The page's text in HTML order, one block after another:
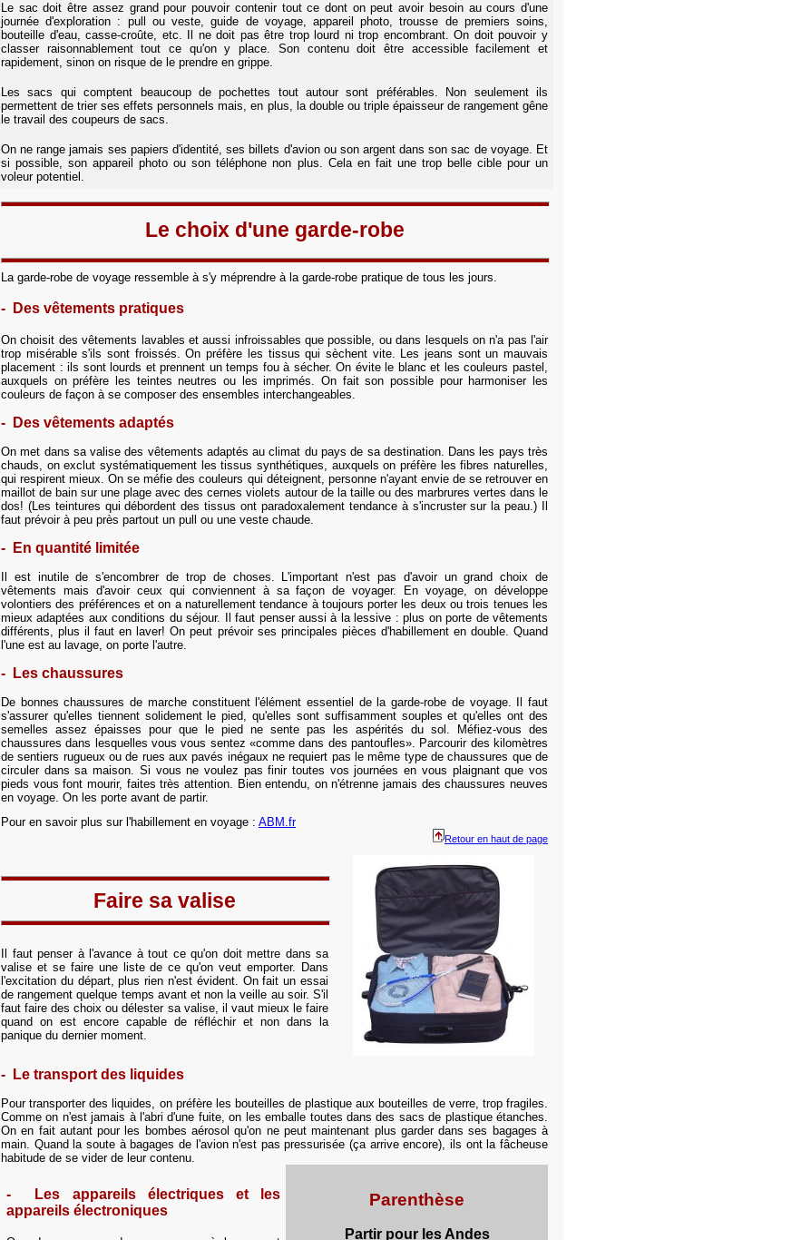
Le sac doit être assez grand pour pouvoir contenir tout ce dont on peut avoir besoin au cours d'une
journée d'exploration : pull ou veste, guide de voyage, appareil photo, trousse de premiers soins,
bouteille d'eau, casse-croûte, etc. Il ne doit pas être trop lourd ni trop encombrant. On doit pouvoir y
classer raisonnablement tout ce qu'on y place. Son contenu doit être accessible facilement et
rapidement, sinon on risque de le prendre en grippe.
Les sacs qui comptent beaucoup de pochettes tout autour sont préférables. Non seulement ils
permettent de trier ses effets personnels mais, en plus, la double ou triple épaisseur de rangement gêne
le travail des coupeurs de sacs.
On ne range jamais ses papiers d'identité, ses billets d'avion ou son argent dans son sac de voyage. Et
si possible, son appareil photo ou son téléphone non plus. Cela en fait une trop belle cible pour un
voleur potentiel.
Le choix d'une garde-robe
La garde-robe de voyage ressemble à s'y méprendre à la garde-robe pratique de tous les jours.
- Des vêtements pratiques
On choisit des vêtements lavables et aussi infroissables que possible, ou dans lesquels on n'a pas l'air
trop misérable s'ils sont froissés. On préfère les tissus qui sèchent vite. Les jeans sont un mauvais
placement : ils sont lourds et prennent un temps fou à sécher. On évite le blanc et les couleurs pastel,
auxquels on préfère les teintes neutres ou les imprimés. On fait son possible pour harmoniser les
couleurs de façon à se composer des ensembles interchangeables.
- Des vêtements adaptés
On met dans sa valise des vêtements adaptés au climat du pays de sa destination. Dans les pays très
chauds, on exclut systématiquement les tissus synthétiques, auxquels on préfère les fibres naturelles,
qui respirent mieux. On se méfie des couleurs qui déteignent, personne n'ayant envie de se retrouver en
maillot de bain sur une plage avec des cernes violets autour de la taille ou des marbrures vertes dans le
dos! (Les teintures qui débordent des tissus ont paradoxalement tendance à s'incruster sur la peau.) Il
faut prévoir à peu près partout un pull ou une veste chaude.
- En quantité limitée
Il est inutile de s'encombrer de trop de choses. L'important n'est pas d'avoir un grand choix de
vêtements mais d'avoir ceux qui conviennent à sa façon de voyager. En voyage, on développe
volontiers des préférences et on a naturellement tendance à toujours porter les deux ou trois tenues les
mieux adaptées aux conditions du séjour. Il faut penser aussi à la lessive : plus on porte de vêtements
différents, plus il faut en laver! On peut prévoir ses principales pièces d'habillement en double. Quand
l'une est au lavage, on porte l'autre.
- Les chaussures
De bonnes chaussures de marche constituent l'élément essentiel de la garde-robe de voyage. Il faut
s'assurer qu'elles tiennent solidement le pied, qu'elles sont suffisamment souples et qu'elles ont des
semelles assez épaisses pour que le pied ne sente pas les aspérités du sol. Méfiez-vous des
chaussures dans lesquelles vous vous sentez «comme dans des pantoufles». Parcourir des kilomètres
de sentiers rugueux ou de rues aux pavés inégaux ne requiert pas le même type de chaussures que de
circuler dans sa maison. Si vous ne voulez pas finir toutes vos journées en vous plaignant que vos
pieds vous font mourir, faites très attention. Bien entendu, on n'étrenne jamais des chaussures neuves
en voyage. On les porte avant de partir.
Pour en savoir plus sur l'habillement en voyage : ABM.fr
Retour en haut de page
Faire sa valise
Il faut penser à l'avance à tout ce qu'on doit mettre dans sa
valise et se faire une liste de ce qu'on veut emporter. Dans
l'excitation du départ, plus rien n'est évident. On fait un essai
de rangement quelque temps avant et non la veille au soir. S'il
faut faire des choix ou délester sa valise, il vaut mieux le faire
quand on est encore capable de réfléchir et non dans la
panique du dernier moment.
- Le transport des liquides
Pour transporter des liquides, on préfère les bouteilles de plastique aux bouteilles de verre, trop fragiles.
Comme on n'est jamais à l'abri d'une fuite, on les emballe toutes dans des sacs de plastique étanches.
On en fait autant pour les bombes aérosol qu'on ne peut maintenant plus garder dans ses bagages à
main. Quand la soute à bagages de l'avion n'est pas pressurisée (ça arrive encore), ils ont la fâcheuse
habitude de se vider de leur contenu.
- Les appareils électriques et les
appareils électroniques
Parenthèse
Partir pour les Andes